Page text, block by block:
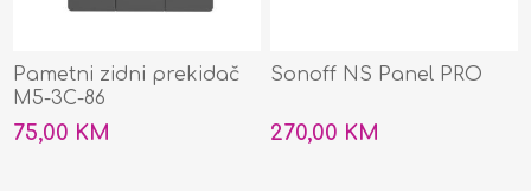
Pametni zidni prekidač
M5-3C-86
75,00 KM
Sonoff NS Panel PRO
270,00 KM